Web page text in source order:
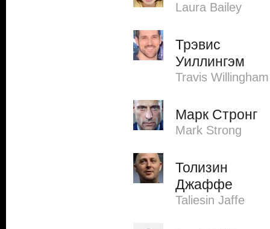
Laura Bailey
Трэвис
Уиллингэм
Travis Willingham
Марк Стронг
Mark Strong
Толизин
Джаффе
Taliesin Jaffe